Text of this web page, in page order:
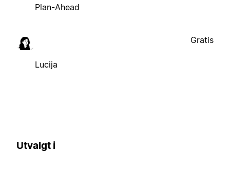
Plan-Ahead
Lucija
Gratis
Utvalgt i